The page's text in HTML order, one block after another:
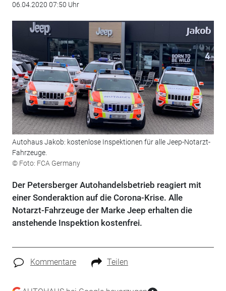
06.04.2020 07:50 Uhr
Autohaus Jakob: kostenlose Inspektionen für alle Jeep-Notarzt-
Fahrzeuge.
© Foto: FCA Germany
Der Petersberger Autohandelsbetrieb reagiert mit
einer Sonderaktion auf die Corona-Krise. Alle
Notarzt-Fahrzeuge der Marke Jeep erhalten die
anstehende Inspektion kostenfrei.
Kommentare Teilen